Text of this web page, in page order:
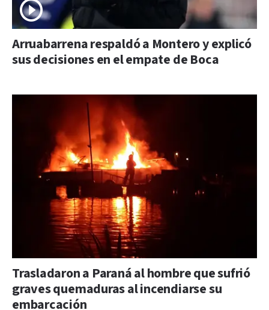
Arruabarrena respaldó a Montero y explicó
sus decisiones en el empate de Boca
Trasladaron a Paraná al hombre que sufrió
graves quemaduras al incendiarse su
embarcación